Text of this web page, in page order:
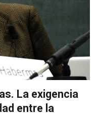
La exigencia
entre la